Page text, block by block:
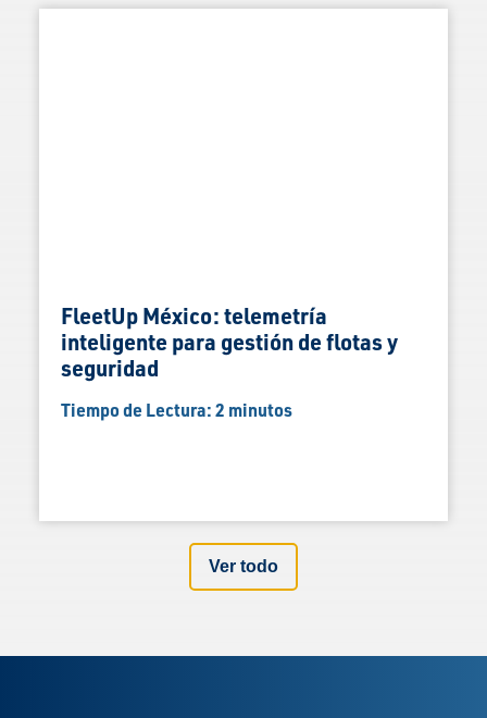
FleetUp México: telemetría
inteligente para gestión de flotas y
seguridad
Tiempo de Lectura:2 minutos
Ver todo